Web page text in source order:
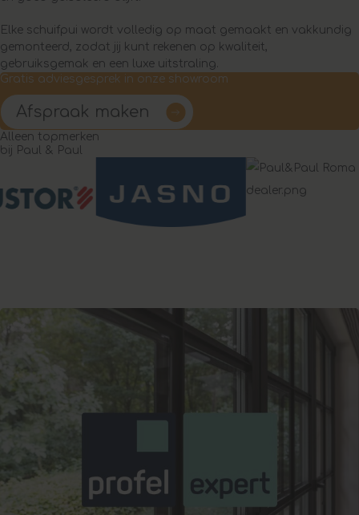
Elke schuifpui wordt volledig op maat gemaakt en vakkundig
gemonteerd, zodat jij kunt rekenen op kwaliteit,
gebruiksgemak en een luxe uitstraling.
Gratis adviesgesprek in onze showroom
Afspraak maken
Alleen topmerken
bij Paul & Paul